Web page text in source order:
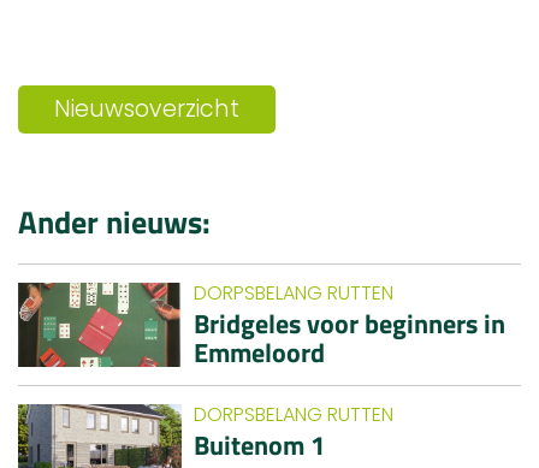
Nieuwsoverzicht
Ander nieuws:
DORPSBELANG RUTTEN
Bridgeles voor beginners in
Emmeloord
DORPSBELANG RUTTEN
Buitenom 1